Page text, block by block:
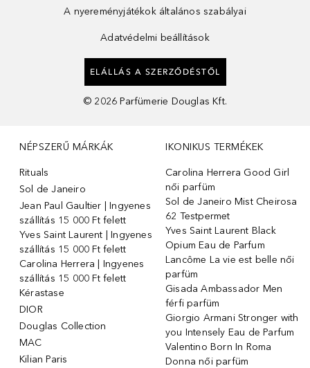
A nyereményjátékok általános szabályai
Adatvédelmi beállítások
ELÁLLÁS A SZERZŐDÉSTŐL
© 2026 Parfümerie Douglas Kft.
NÉPSZERŰ MÁRKÁK
Rituals
Sol de Janeiro
Jean Paul Gaultier | Ingyenes
szállítás 15 000 Ft felett
Yves Saint Laurent | Ingyenes
szállítás 15 000 Ft felett
Carolina Herrera | Ingyenes
szállítás 15 000 Ft felett
Kérastase
DIOR
Douglas Collection
MAC
Kilian Paris
IKONIKUS TERMÉKEK
Carolina Herrera Good Girl
női parfüm
Sol de Janeiro Mist Cheirosa
62 Testpermet
Yves Saint Laurent Black
Opium Eau de Parfum
Lancôme La vie est belle női
parfüm
Gisada Ambassador Men
férfi parfüm
Giorgio Armani Stronger with
you Intensely Eau de Parfum
Valentino Born In Roma
Donna női parfüm